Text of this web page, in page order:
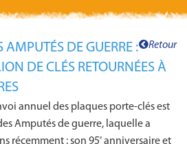
Retour
AMPUTÉS DE GUERRE :
DE CLÉS RETOURNÉES À
annuel des plaques porte-clés est
Amputés de guerre, laquelle a
récemment : son 95eanniversaire et